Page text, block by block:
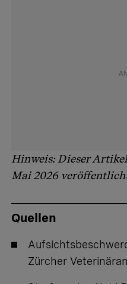
Hinweis: Dieser
Mai 2026
Quellen
Zürcher